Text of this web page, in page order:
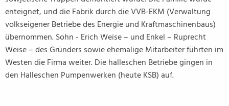
enteignet, und die Fabrik durch die VVB-EKM (Verwaltung
volkseigener Betriebe des Energie und Kraftmaschinenbaus)
übernommen. Sohn - Erich Weise – und Enkel – Ruprecht
Weise – des Gründers sowie ehemalige Mitarbeiter führten im
Westen die Firma weiter. Die halleschen Betriebe gingen in
den Halleschen Pumpenwerken (heute KSB) auf.